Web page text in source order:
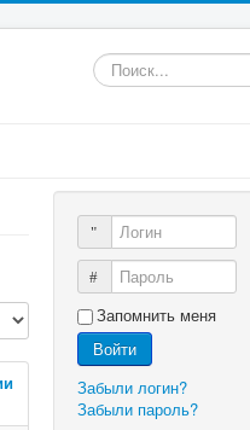
Искать...
Логин
Пароль
Запомнить меня
Войти
Забыли логин?
Забыли пароль?